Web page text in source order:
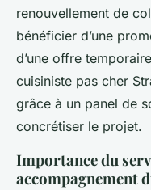
renouvellement de
bénéficier d’une
d’une offre
cuisiniste pas cher
grâce à un panel de
concrétiser le projet.
Importance du
accompagnement